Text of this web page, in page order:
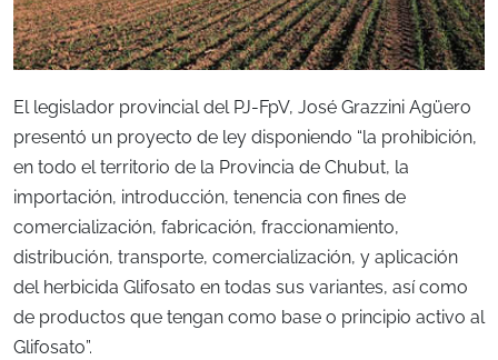
El legislador provincial del PJ-FpV, José Grazzini Agüero
presentó un proyecto de ley disponiendo “la prohibición,
en todo el territorio de la Provincia de Chubut, la
importación, introducción, tenencia con fines de
comercialización, fabricación, fraccionamiento,
distribución, transporte, comercialización, y aplicación
del herbicida Glifosato en todas sus variantes, así como
de productos que tengan como base o principio activo al
Glifosato”.